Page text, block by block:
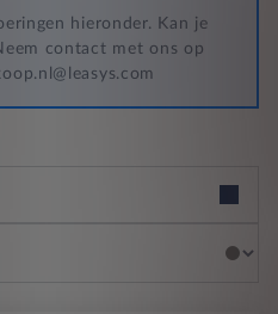
hieronder. Kan je
contact met ons op